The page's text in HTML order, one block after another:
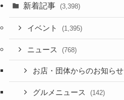
新着記事 (3,398)
イベント (1,395)
ニュース (768)
お店・団体からのお知らせ
グルメニュース (142)